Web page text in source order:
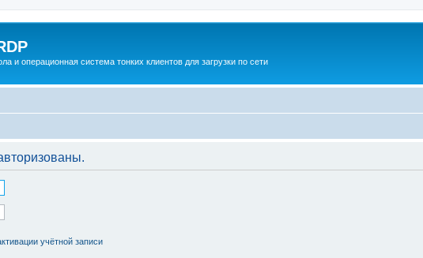
и операционная система тонких клиентов для загрузки по сети
учётной записи